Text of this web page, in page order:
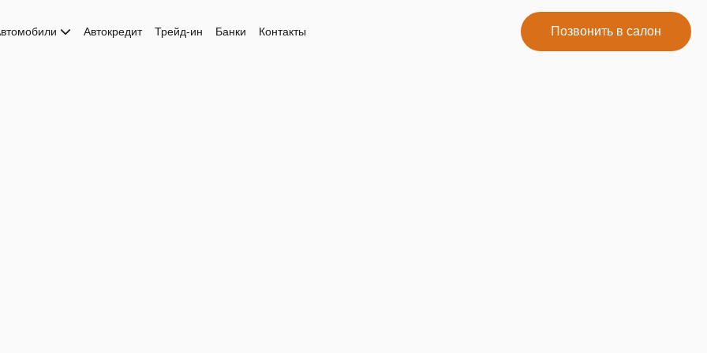
Автокредит Трейд-ин Банки Контакты Позвонить в салон